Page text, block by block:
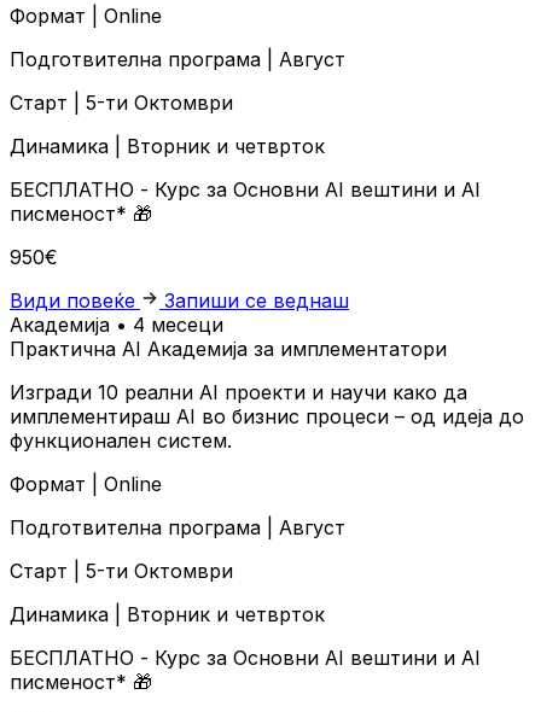
Формат | Online
Подготвителна програма | Август
Старт | 5-ти Октомври
Динамика | Вторник и четврток
БЕСПЛАТНО - Курс за Основни AI вештини и AI
писменост* 🎁
950€
Види повеќе
Запиши се веднаш
Академија • 4 месеци
Практична AI Академија за имплементатори
Изгради 10 реални AI проекти и научи како да
имплементираш AI во бизнис процеси – од идеја до
функционален систем.
Формат | Online
Подготвителна програма | Август
Старт | 5-ти Октомври
Динамика | Вторник и четврток
БЕСПЛАТНО - Курс за Основни AI вештини и AI
писменост* 🎁